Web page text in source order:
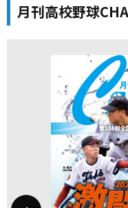
月刊高校野球